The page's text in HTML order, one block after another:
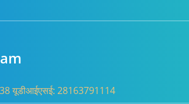
यूडीआईएसई: 28163791114